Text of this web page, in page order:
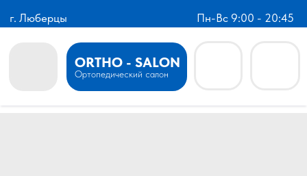
г. Люберцы Пн-Вс 9:00 - 20:45
ORTHO - SALON
Ортопедический салон